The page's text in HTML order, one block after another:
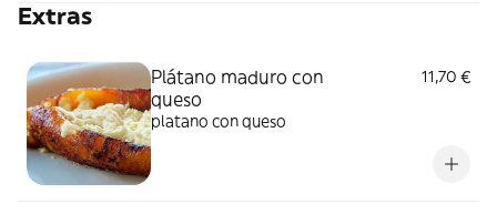
Extras
Plátano maduro con
queso
11,70 €
platano con queso